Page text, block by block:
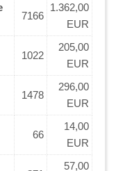
7166
1.362,00
EUR
1022
205,00
EUR
1478
296,00
EUR
66
14,00
EUR
57,00